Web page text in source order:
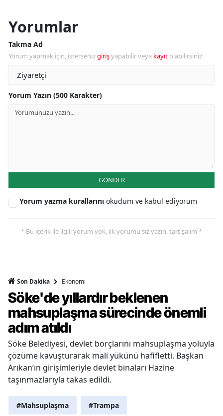
Yorumlar
Takma Ad
Yorum yapmak için, istersenizgirişyapabilir veya kayıt olabilirsiniz.
Yorum Yazın (500 Karakter)
GÖNDER
Yorum yazma kurallarını okudum ve kabul ediyorum
* Bu içerik ile ilgili yorum yok, ilk yorumu siz yazın, tartışalım *
Son Dakika Ekonomi
Söke'de yıllardır beklenen
mahsuplaşma sürecinde önemli
adım atıldı
Söke Belediyesi, devlet borçlarını mahsuplaşma yoluyla
çözüme kavuşturarak mali yükünü hafifletti. Başkan
Arıkan’ın girişimleriyle devlet binaları Hazine
taşınmazlarıyla takas edildi.
#Mahsuplaşma #Trampa